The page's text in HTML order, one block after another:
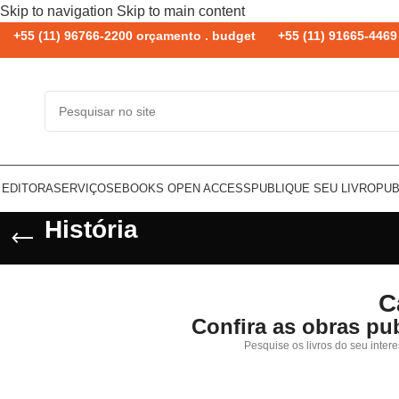
Skip to navigation Skip to main content
+55 (11) 96766-2200 orçamento . budget +55 (11) 91665-
SERVIÇOS EBOOKS OPEN ACCESS PUBLIQUE SEU LIVRO
História
Confira as obras
Pesquise os livros do seu